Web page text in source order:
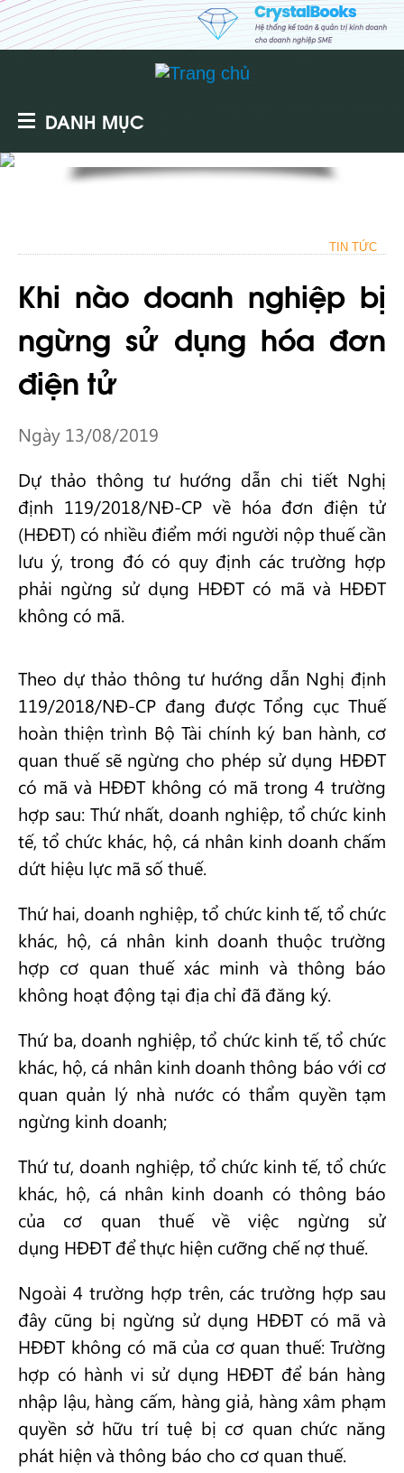
DANH MỤC
TIN TỨC
Khi nào doanh nghiệp bị
ngừng sử dụng hóa đơn
điện tử
Ngày 13/08/2019
Dự thảo thông tư hướng dẫn chi tiết Nghị
định 119/2018/NĐ-CP về hóa đơn điện tử
(HĐĐT) có nhiều điểm mới người nộp thuế cần
lưu ý, trong đó có quy định các trường hợp
phải ngừng sử dụng HĐĐT có mã và HĐĐT
không có mã.
Theo dự thảo thông tư hướng dẫn Nghị định
119/2018/NĐ-CP đang được Tổng cục Thuế
hoàn thiện trình Bộ Tài chính ký ban hành, cơ
quan thuế sẽ ngừng cho phép sử dụng HĐĐT
có mã và HĐĐT không có mã trong 4 trường
hợp sau: Thứ nhất, doanh nghiệp, tổ chức kinh
tế, tổ chức khác, hộ, cá nhân kinh doanh chấm
dứt hiệu lực mã số thuế.
Thứ hai, doanh nghiệp, tổ chức kinh tế, tổ chức
khác, hộ, cá nhân kinh doanh thuộc trường
hợp cơ quan thuế xác minh và thông báo
không hoạt động tại địa chỉ đã đăng ký.
Thứ ba, doanh nghiệp, tổ chức kinh tế, tổ chức
khác, hộ, cá nhân kinh doanh thông báo với cơ
quan quản lý nhà nước có thẩm quyền tạm
ngừng kinh doanh;
Thứ tư, doanh nghiệp, tổ chức kinh tế, tổ chức
khác, hộ, cá nhân kinh doanh có thông báo
của cơ quan thuế về việc ngừng sử
dụng HĐĐT để thực hiện cưỡng chế nợ thuế.
Ngoài 4 trường hợp trên, các trường hợp sau
đây cũng bị ngừng sử dụng HĐĐT có mã và
HĐĐT không có mã của cơ quan thuế: Trường
hợp có hành vi sử dụng HĐĐT để bán hàng
nhập lậu, hàng cấm, hàng giả, hàng xâm phạm
quyền sở hữu trí tuệ bị cơ quan chức năng
phát hiện và thông báo cho cơ quan thuế.